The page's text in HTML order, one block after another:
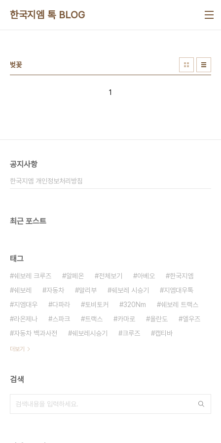
한국지엠 톡 BLOG
벚꽃
1
공지사항
한국지엠 개인정보처리방침
최근 포스트
태그
쉐보레 크루즈 알페온 전체보기 아베오
한국지엠
쉐보레
자동차 말리부 쉐보레 시승기
지엠대우톡
지엠대우
다파라 토비토커 320Nm
쉐보레 트랙스
라온제나
스파크 트랙스 카마로 올란도
엘우즈
자동차 백과사전
쉐보레시승기 크루즈 캡티바
더보기
검색